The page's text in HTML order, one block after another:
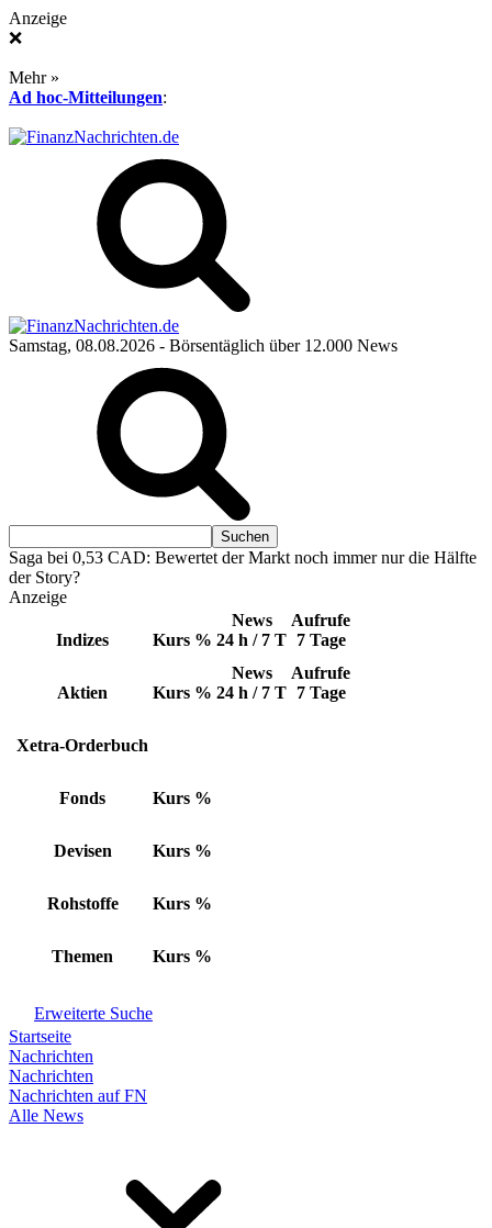
Anzeige
❌
Mehr »
Ad hoc-Mitteilungen:
Samstag, 08.08.2026 - Börsentäglich über 12.000 News
Saga bei 0,53 CAD: Bewertet der Markt noch immer nur die Hälfte
der Story?
Anzeige
Indizes Kurs %
News
24 h / 7 T
Aufrufe
7 Tage
Aktien Kurs %
News
24 h / 7 T
Aufrufe
7 Tage
Xetra-Orderbuch
Fonds Kurs %
Devisen Kurs %
Rohstoffe Kurs %
Themen Kurs %
Erweiterte Suche
Startseite
Nachrichten
Nachrichten
Nachrichten auf FN
Alle News